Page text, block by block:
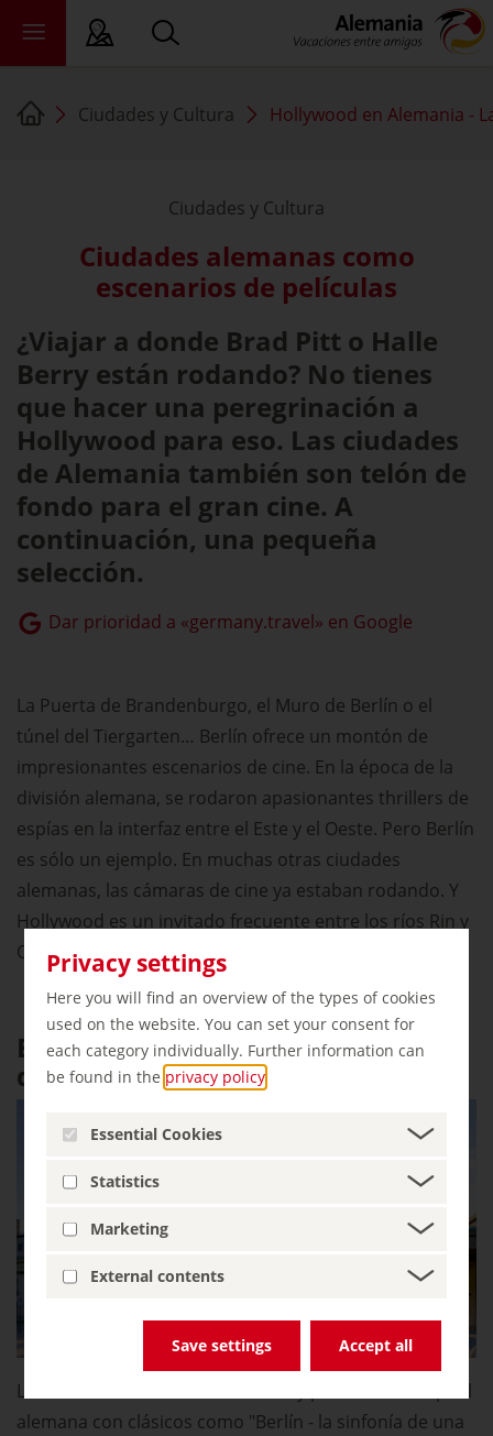
Privacy settings
Here you will find an overview of the types of cookies
used on the website. You can set your consent for
each category individually. Further information can
be found in the privacy policy
Essential Cookies
Statistics
Marketing
External contents
Save settings Accept all
Lectura Fácil
nosotros
Ciudades y Cultura Hollywood en Alemania -
Ciudades y Cultura
Ciudades alemanas como
escenarios de películas
¿Viajar a donde Brad Pitt o Halle
Berry están rodando? No tienes
que hacer una peregrinación a
Hollywood para eso. Las ciudades
de Alemania también son telón de
fondo para el gran cine. A
continuación, una pequeña
selección.
Dar prioridad a «germany.travel» en Google
La Puerta de Brandenburgo, el Muro de Berlín o el
túnel del Tiergarten… Berlín ofrece un montón de
impresionantes escenarios de cine. En la época de la
división alemana, se rodaron apasionantes thrillers de
espías en la interfaz entre el Este y el Oeste. Pero Berlín
es sólo un ejemplo. En muchas otras ciudades
alemanas, las cámaras de cine ya estaban rodando. Y
Hollywood es un invitado frecuente entre los ríos Rin y
Oder.
El Muro de Berlín como escenario
de la película
La historia del cine se escribió muy pronto en la capital
alemana con clásicos como "Berlín - la sinfonía de una